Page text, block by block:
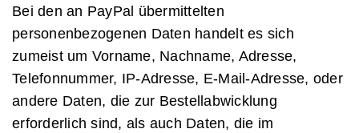
Bei den an PayPal übermittelten
personenbezogenen Daten handelt es sich
zumeist um Vorname, Nachname, Adresse,
Telefonnummer, IP-Adresse, E-Mail-Adresse, oder
andere Daten, die zur Bestellabwicklung
erforderlich sind, als auch Daten, die im